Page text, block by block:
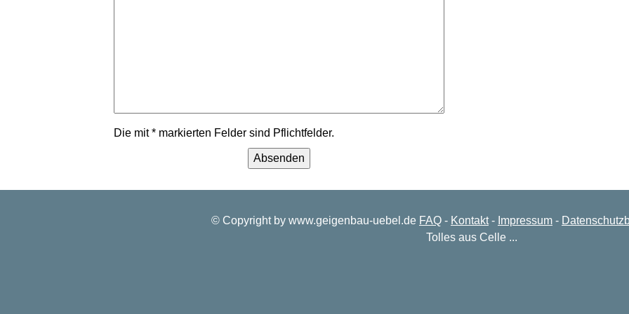
Die mit * markierten Felder sind Pflichtfelder.
© Copyright by www.geigenbau-uebel.de FAQ - Kontakt- Impressum -
Tolles aus Celle ...